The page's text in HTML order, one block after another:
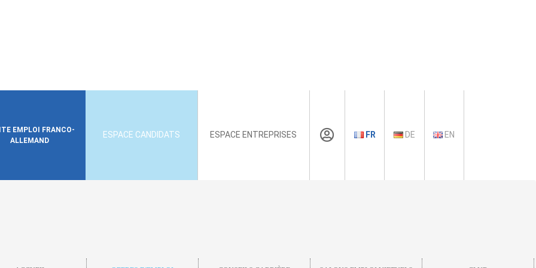
EMPLOI FRANCO-
ALLEMAND
ESPACE CANDIDATS ESPACE ENTREPRISES FR DE EN